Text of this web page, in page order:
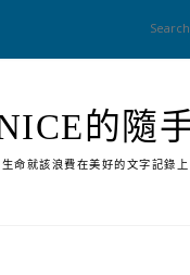
的隨
生命就該浪費在美好的文字記錄上